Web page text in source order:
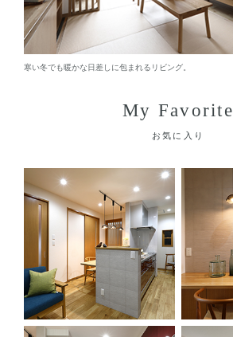
寒い冬でも暖かな日差しに包まれるリビング。
My Favorite
お気に入り